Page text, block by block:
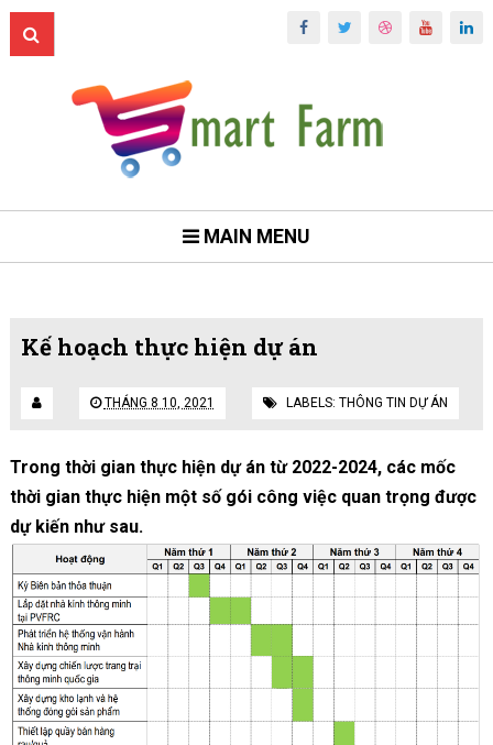
MAIN MENU
Kế hoạch thực hiện dự án
THÁNG 8 10, 2021 LABELS: THÔNG TIN DỰ ÁN
Trong thời gian thực hiện dự án từ 2022-2024, các mốc
thời gian thực hiện một số gói công việc quan trọng được
dự kiến như sau.